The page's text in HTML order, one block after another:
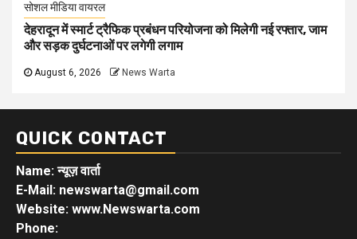
सोशल मीडिया वायरल
देहरादून में स्मार्ट ट्रैफिक प्रबंधन परियोजना को मिलेगी नई रफ्तार, जाम
और सड़क दुर्घटनाओं पर लगेगी लगाम
August 6, 2026 News Warta
QUICK CONTACT
Name: न्यूज़ वार्ता
E-Mail: newswarta@gmail.com
Website: www.Newswarta.com
Phone: